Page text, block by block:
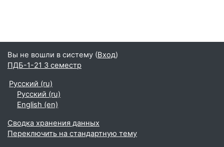
Вы не вошли в систему (Вход)
ПДБ-1-21 3 семестр
Русский ‎(ru)‎
Русский ‎(ru)‎
English ‎(en)‎
Сводка хранения данных
Переключить на стандартную тему